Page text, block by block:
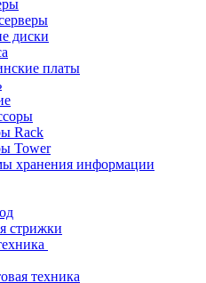
диски
платы
Rack
Tower
хранения информации
стрижки
техника